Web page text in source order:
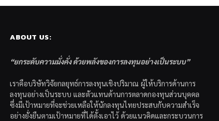
ABOUT US:
“ยกระดับความมั่งคั่ง ด้วยพลังของการลงทุนอย่างเป็นระบบ”
เราคือบริษัทวิจัยกลยุทธ์การลงทุนเชิงปริมาณ ผู้ให้บริการด้านการ
ลงทุนอย่างเป็นระบบ และตัวแทนด้านการตลาดกองทุนส่วนบุคคล
ซึ่งมีเป้าหมายที่จะช่วยเหลือให้นักลงทุนไทยประสบกับความสำเร็จ
อย่างยั่งยืนตามเป้าหมายที่ได้ตั้งเอาไว้ ด้วยแนวคิดและกระบวนการ